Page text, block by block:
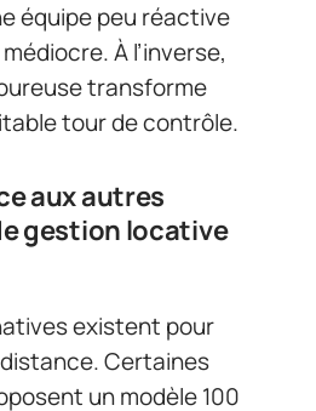
équipe peu réactive
À l’inverse,
transforme
tour de contrôle.
aux autres
gestion locative
existent pour
Certaines
un modèle 100